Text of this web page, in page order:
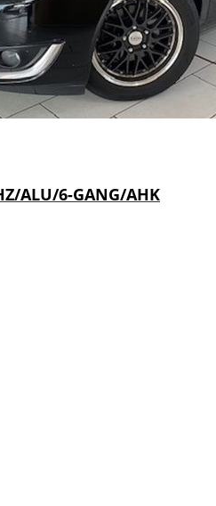
ALU/6-GANG/AHK